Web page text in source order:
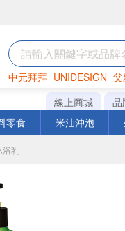
中元拜拜 UNIDESIGN
罐頭 海苔 洋芋片
線上商城 品
零食 米油沖泡
浴乳